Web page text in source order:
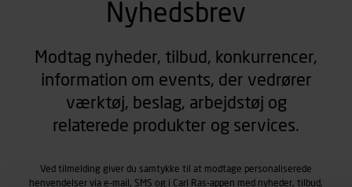
Nyhedsbrev
Modtag nyheder, tilbud, konkurrencer,
information om events, der vedrører
værktøj, beslag, arbejdstøj og
relaterede produkter og services.
Ved tilmelding giver du samtykke til at modtage personaliserede
henvendelser via e-mail, SMS og i Carl Ras-appen med nyheder, tilbud,